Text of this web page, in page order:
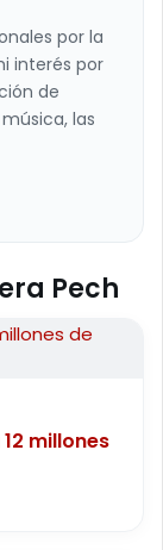
por la
interés por
de
las
Pech
millones